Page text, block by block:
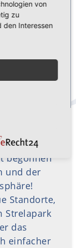
IST
begonnen
und der
Standorte,
Strelapark
das
einfacher
von
zu
den Interessen